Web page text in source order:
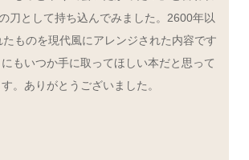
刀として持ち込んでみました。2600年以
たものを現代風にアレンジされた内容です
もいつか手に取ってほしい本だと思って
。ありがとうございました。